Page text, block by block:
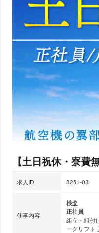
【土日祝休・寮
求人ID 8251-03
仕事内容
検査
正社員
組立・組付
ークリフト